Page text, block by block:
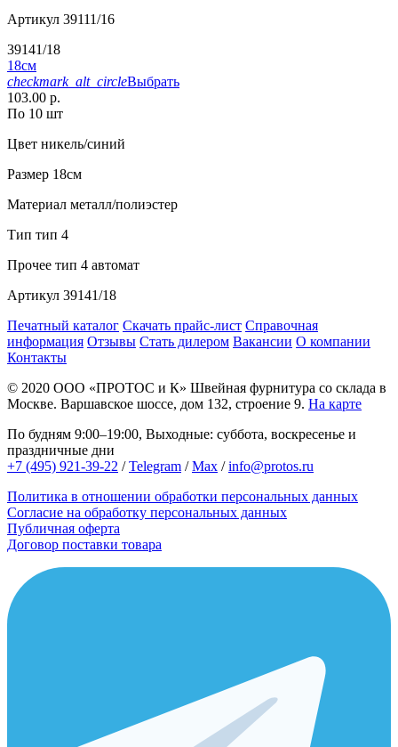
Артикул 39111/16
39141/18
18см
checkmark_alt_circleВыбрать
103.00 р.
По 10 шт
Цвет никель/синий
Размер 18см
Материал металл/полиэстер
Тип тип 4
Прочее тип 4 автомат
Артикул 39141/18
Печатный каталог Скачать прайс-лист Справочная
информация Отзывы Стать дилером Вакансии О компании
Контакты
© 2020 ООО «ПРОТОС и К» Швейная фурнитура со склада в
Москве. Варшавское шоссе, дом 132, строение 9. На карте
По будням 9:00–19:00, Выходные: суббота, воскресенье и
праздничные дни
+7 (495) 921-39-22 /Telegram /Max /info@protos.ru
Политика в отношении обработки персональных данных
Согласие на обработку персональных данных
Публичная оферта
Договор поставки товара